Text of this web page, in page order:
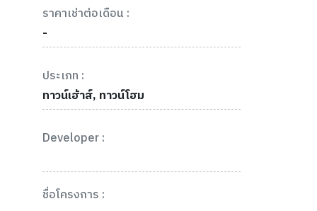
ราคาเช่าต่อเดือน :
-
ประเภท :
ทาวน์เฮ้าส์, ทาวน์โฮม
Developer :
ชื่อโครงการ :